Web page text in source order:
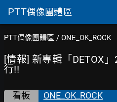
PTT偶像團體區
PTT偶像團體區 / ONE_OK_ROCK
[情報] 新專輯「DETOX
行!!
看板
ONE_OK_ROCK